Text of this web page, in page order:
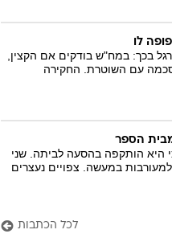
לו
בכך: במח"ש בודקים אם הקצין,
עם השוטרת. החקירה
היא הותקפה בהסעה לביתה. שני
בחשד למעורבות במעשה. צפויים נעצרים
לכל הכתבות